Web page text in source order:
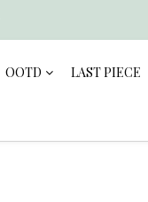
OOTD LAST PIECE